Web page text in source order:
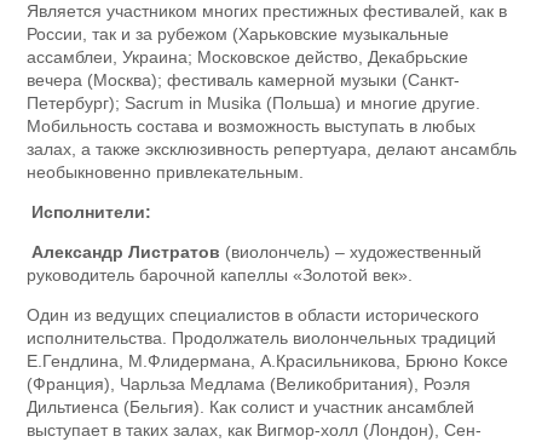
Является участником многих престижных фестивалей, как в
России, так и за рубежом (Харьковские музыкальные
ассамблеи, Украина; Московское действо, Декабрьские
вечера (Москва); фестиваль камерной музыки (Санкт-
Петербург); Sacrum in Musika (Польша) и многие другие.
Мобильность состава и возможность выступать в любых
залах, а также эксклюзивность репертуара, делают ансамбль
необыкновенно привлекательным.
Исполнители:
Александр Листратов (виолончель) – художественный
руководитель барочной капеллы «Золотой век».
Один из ведущих специалистов в области исторического
исполнительства. Продолжатель виолончельных традиций
Е.Гендлина, М.Флидермана, А.Красильникова, Брюно Коксе
(Франция), Чарльза Медлама (Великобритания), Роэля
Дильтиенса (Бельгия). Как солист и участник ансамблей
выступает в таких залах, как Вигмор-холл (Лондон), Сен-